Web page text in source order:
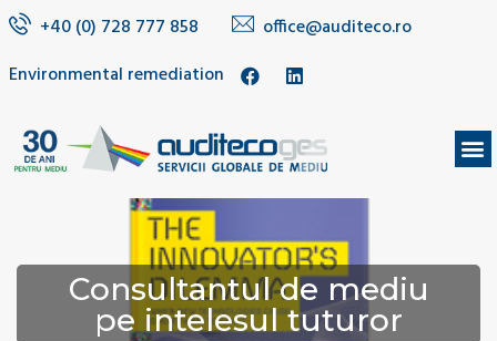
+40 (0) 728 777 858
office@auditeco.ro
Environmental remediation
Consultantul de mediu
pe intelesul tuturor